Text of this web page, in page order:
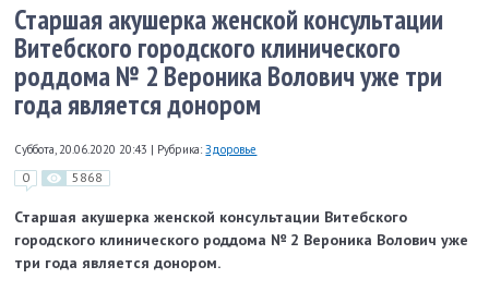
Старшая акушерка женской консультации
Витебского городского клинического
роддома № 2 Вероника Волович уже три
года является донором
Суббота, 20.06.2020 20:43 | Рубрика: Здоровье
0 5868
Старшая акушерка женской консультации Витебского
городского клинического роддома № 2 Вероника Волович уже
три года является донором.